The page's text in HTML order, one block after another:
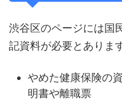
渋谷区のページには国
記資料が必要とありま
やめた健康保険の
明書や離職票